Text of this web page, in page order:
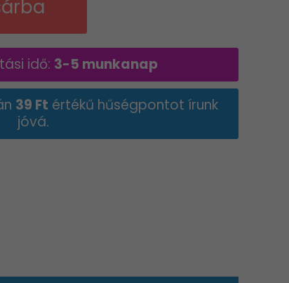
idő: 3-5 munkanap
39 Ft értékű hűségpontot írunk
jóvá.